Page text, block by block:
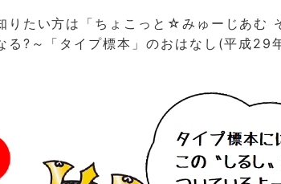
りたい方は 「ちょこっと☆みゅーじあむ
る?～「タイプ標本」のおはなし(平成29